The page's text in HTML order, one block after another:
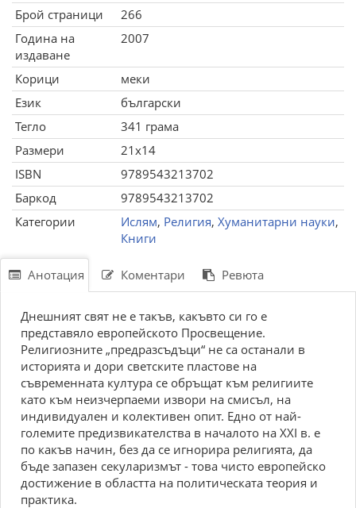
Брой страници
266
Година на
издаване
2007
Корици
меки
Език
български
Тегло
341 грама
Размери
21x14
ISBN
9789543213702
Баркод
9789543213702
Категории
Ислям, Религия, Хуманитарни науки,
Книги
Анотация Коментари Ревюта
Днешният свят не е такъв, какъвто си го е
представяло европейското Просвещение.
Религиозните „предразсъдъци“ не са останали в
историята и дори светските пластове на
съвременната култура се обръщат към религиите
като към неизчерпаеми извори на смисъл, на
индивидуален и колективен опит. Едно от най-
големите предизвикателства в началото на ХХI в. е
по какъв начин, без да се игнорира религията, да
бъде запазен секуларизмът - това чисто европейско
достижение в областта на политическата теория и
практика.